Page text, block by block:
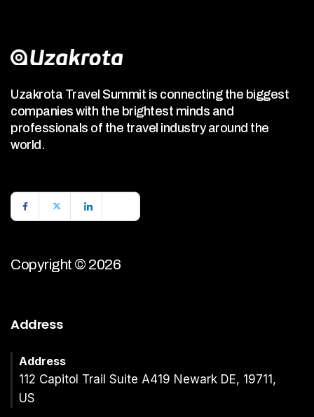
Uzakrota Travel Summit is connecting the biggest
companies with the brightest minds and
professionals of the travel industry around the
world.
Copyright © 2026
Address
Address
112 Capitol Trail Suite A419 Newark DE, 19711,
US